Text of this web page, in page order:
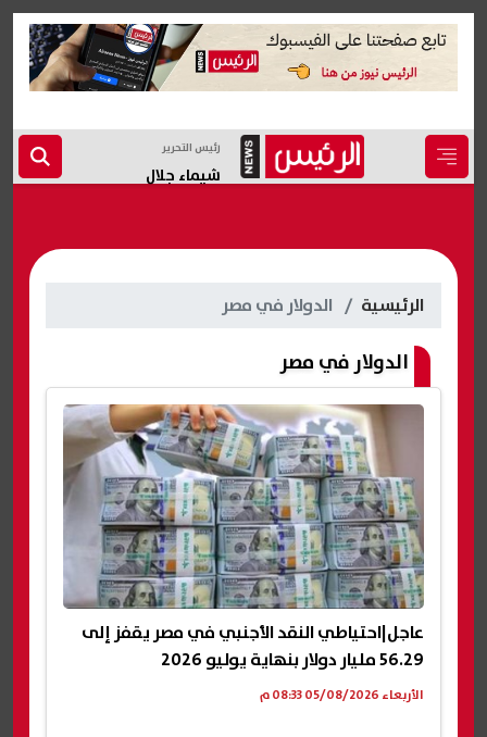
رئيس التحرير
شيماء جلال
الرئيسية الدولار في مصر
الدولار في مصر
عاجل|احتياطي النقد الأجنبي في مصر يقفز إلى
56.29 مليار دولار بنهاية يوليو 2026
الأربعاء 05/08/2026 08:33 م